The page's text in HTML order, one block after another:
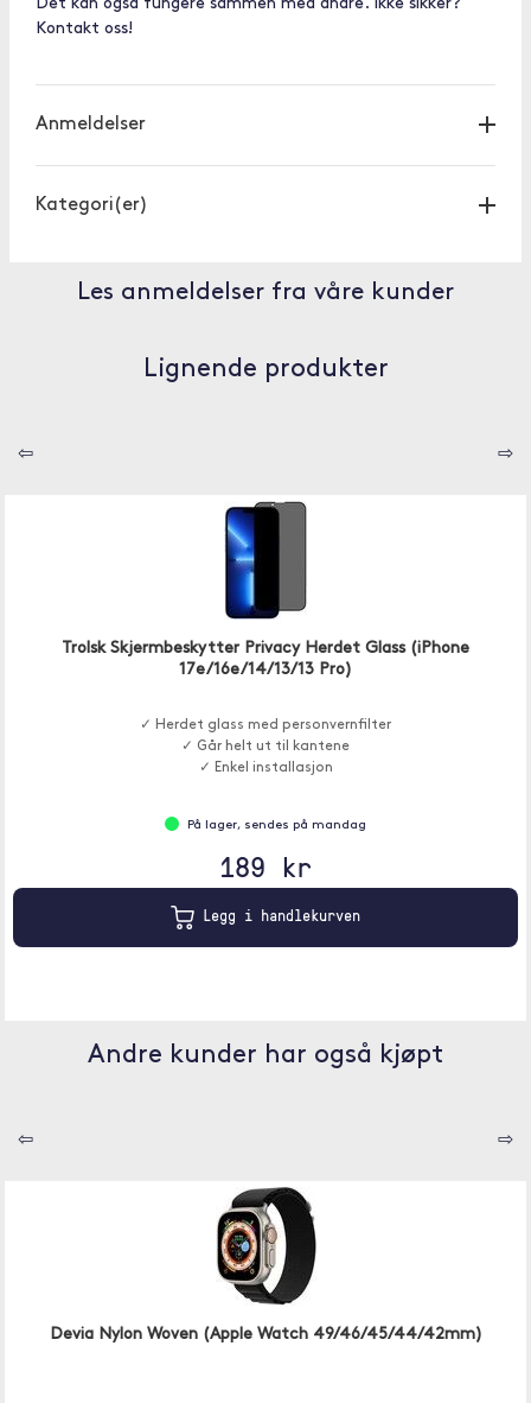
Det kan også fungere sammen med andre. Ikke sikker?
Kontakt oss!
Anmeldelser
Kategori(er)
Les anmeldelser fra våre kunder
Lignende produkter
⇦ ⇨
Trolsk Skjermbeskytter Privacy Herdet Glass (iPhone
17e/16e/14/13/13 Pro)
✓ Herdet glass med personvernfilter
✓ Går helt ut til kantene
✓ Enkel installasjon
På lager, sendes på mandag
189 kr
Legg i handlekurven
Andre kunder har også kjøpt
⇦ ⇨
Devia Nylon Woven (Apple Watch 49/46/45/44/42mm)